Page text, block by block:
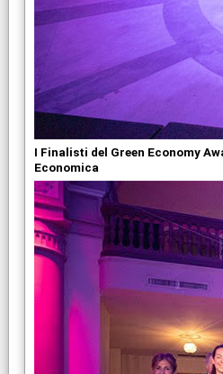
I Finalisti del Green Economy
Economica